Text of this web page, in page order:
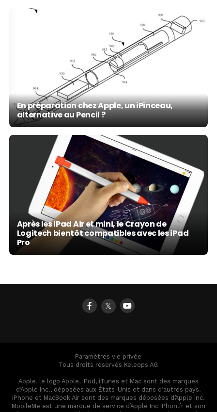
En préparation chez Apple, un iPinceau,
alternative au Pencil ?
Après les iPad Air et mini, le Crayon de
Logitech bientôt compatibles avec les iPad
Pro
𝕏
Paramètres vie privée
Tous droits réservés Keleops AG
Apple, le logo Apple, iPod, iTunes et Mac sont des marques
d’Apple Inc., déposées aux États-Unis et dans d’autres pays.
iPhone et MacBook Air sont des marques déposées d’Apple Inc.
MobileMe est une marque de service d’Apple Inc iPhon.fr et son